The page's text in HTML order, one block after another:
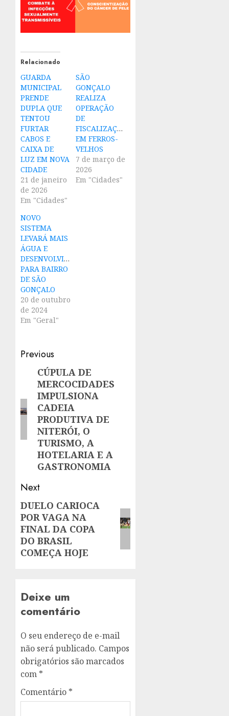
Relacionado
GUARDA
MUNICIPAL
PRENDE
DUPLA QUE
TENTOU
FURTAR
CABOS E
CAIXA DE
LUZ EM NOVA
CIDADE
21 de janeiro
de 2026
Em "Cidades"
SÃO
GONÇALO
REALIZA
OPERAÇÃO
DE
FISCALIZAÇÃO
EM FERROS-
VELHOS
7 de março de
2026
Em "Cidades"
NOVO
SISTEMA
LEVARÁ MAIS
ÁGUA E
DESENVOLVIMENTO
PARA BAIRRO
DE SÃO
GONÇALO
20 de outubro
de 2024
Em "Geral"
Post
navigation
Previous
Previous
post:
CÚPULA DE
MERCOCIDADES
IMPULSIONA
CADEIA
PRODUTIVA DE
NITERÓI, O
TURISMO, A
HOTELARIA E A
GASTRONOMIA
Next
Next
post:
DUELO CARIOCA
POR VAGA NA
FINAL DA COPA
DO BRASIL
COMEÇA HOJE
Deixe um
comentário
O seu endereço de e-mail
não será publicado. Campos
obrigatórios são marcados
com *
Comentário *